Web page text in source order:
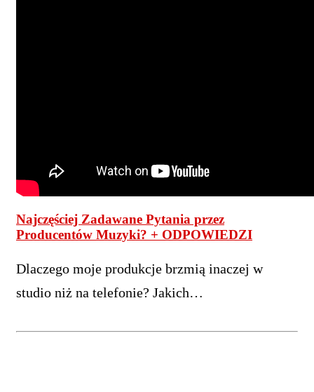
Najczęściej Zadawane Pytania przez
Producentów Muzyki? + ODPOWIEDZI
Dlaczego moje produkcje brzmią inaczej w
studio niż na telefonie? Jakich…